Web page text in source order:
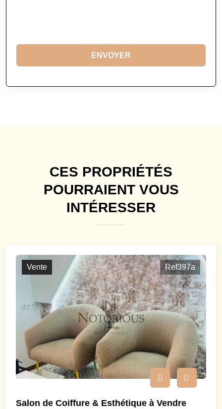
ENVOYER
CES PROPRIÉTÉS
POURRAIENT VOUS
INTÉRESSER
Vente Ref397a
Salon de Coiffure & Esthétique à Vendre